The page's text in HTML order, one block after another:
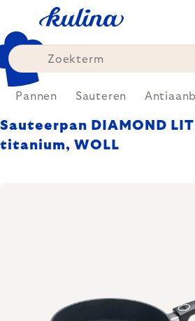
content
Pannen Sauteren
Sauteerpan DIAMOND
titanium, WOLL